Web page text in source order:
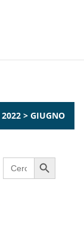
2022 > GIUGNO
Search
for:
Search Button